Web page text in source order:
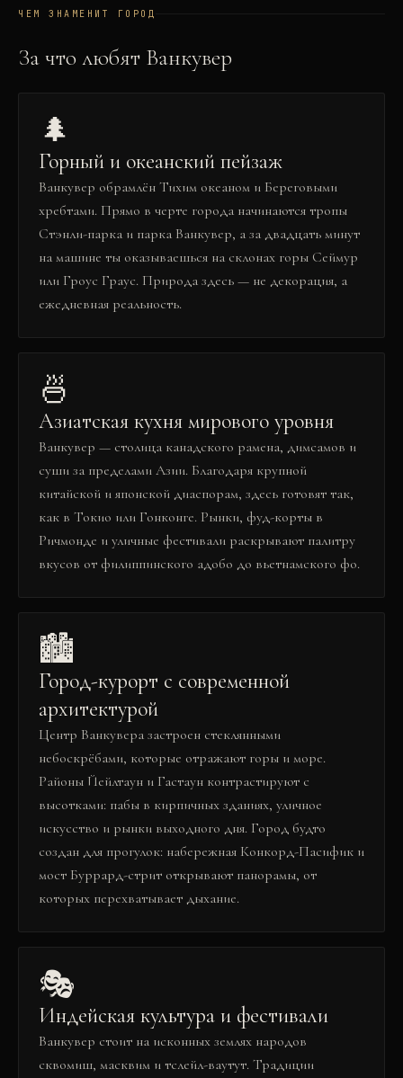
ЧЕМ ЗНАМЕНИТ ГОРОД
За что любят Ванкувер
🌲
Горный и океанский пейзаж
Ванкувер обрамлён Тихим океаном и Береговыми
хребтами. Прямо в черте города начинаются тропы
Стэнли-парка и парка Ванкувер, а за двадцать минут
на машине ты оказываешься на склонах горы Сеймур
или Гроус Граус. Природа здесь — не декорация, а
ежедневная реальность.
🍜
Азиатская кухня мирового уровня
Ванкувер — столица канадского рамена, димсамов и
суши за пределами Азии. Благодаря крупной
китайской и японской диаспорам, здесь готовят так,
как в Токио или Гонконге. Рынки, фуд-корты в
Ричмонде и уличные фестивали раскрывают палитру
вкусов от филиппинского адобо до вьетнамского фо.
🏙️
Город-курорт с современной
архитектурой
Центр Ванкувера застроен стеклянными
небоскрёбами, которые отражают горы и море.
Районы Йейлтаун и Гастаун контрастируют с
высотками: пабы в кирпичных зданиях, уличное
искусство и рынки выходного дня. Город будто
создан для прогулок: набережная Конкорд-Пасифик и
мост Буррард-стрит открывают панорамы, от
которых перехватывает дыхание.
🎭
Индейская культура и фестивали
Ванкувер стоит на исконных землях народов
сквомиш, масквим и тслейл-ваутут. Традиции